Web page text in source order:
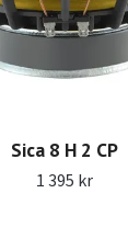
Sica 8 H 2 CP
1 395 kr